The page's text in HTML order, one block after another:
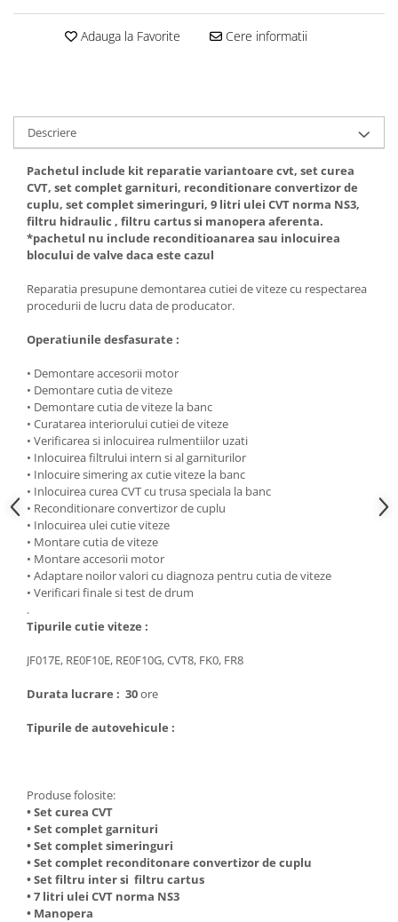
Adauga la Favorite Cere informatii
Descriere
Pachetul include kit reparatie variantoare cvt, set curea
CVT, set complet garnituri, reconditionare convertizor de
cuplu, set complet simeringuri, 9 litri ulei CVT norma NS3,
filtru hidraulic , filtru cartus si manopera aferenta.
*pachetul nu include reconditioanarea sau inlocuirea
blocului de valve daca este cazul
Reparatia presupune demontarea cutiei de viteze cu respectarea
procedurii de lucru data de producator.
Operatiunile desfasurate :
• Demontare accesorii motor
• Demontare cutia de viteze
• Demontare cutia de viteze la banc
• Curatarea interiorului cutiei de viteze
• Verificarea si inlocuirea rulmentiilor uzati
• Inlocuirea filtrului intern si al garniturilor
• Inlocuire simering ax cutie viteze la banc
• Inlocuirea curea CVT cu trusa speciala la banc
• Reconditionare convertizor de cuplu
• Inlocuirea ulei cutie viteze
• Montare cutia de viteze
• Montare accesorii motor
• Adaptare noilor valori cu diagnoza pentru cutia de viteze
• Verificari finale si test de drum
.
Tipurile cutie viteze :
JF017E, RE0F10E, RE0F10G, CVT8, FK0, FR8
Durata lucrare : 30ore
Tipurile de autovehicule :
Produse folosite:
• Set curea CVT
• Set complet garnituri
• Set complet simeringuri
• Set complet reconditonare convertizor de cuplu
• Set filtru inter si filtru cartus
• 7 litri ulei CVT norma NS3
• Manopera